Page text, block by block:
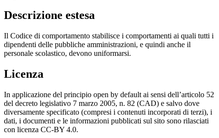
Descrizione estesa
Il Codice di comportamento stabilisce i comportamenti ai quali tutti i
dipendenti delle pubbliche amministrazioni, e quindi anche il
personale scolastico, devono uniformarsi.
Licenza
In applicazione del principio open by default ai sensi dell’articolo 52
del decreto legislativo 7 marzo 2005, n. 82 (CAD) e salvo dove
diversamente specificato (compresi i contenuti incorporati di terzi), i
dati, i documenti e le informazioni pubblicati sul sito sono rilasciati
con licenza CC-BY 4.0.